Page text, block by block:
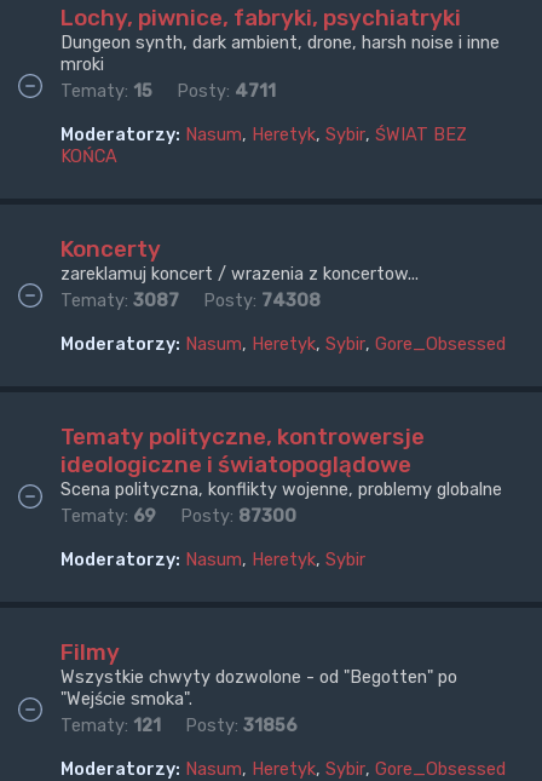
Lochy, piwnice, fabryki, psychiatryki
Dungeon synth, dark ambient, drone, harsh noise i inne
mroki
Tematy: 15 Posty: 4711
Moderatorzy: Nasum, Heretyk, Sybir, ŚWIAT BEZ
KOŃCA
Koncerty
zareklamuj koncert / wrazenia z koncertow...
Tematy: 3087 Posty: 74308
Moderatorzy: Nasum, Heretyk, Sybir, Gore_Obsessed
Tematy polityczne, kontrowersje
ideologiczne i światopoglądowe
Scena polityczna, konflikty wojenne, problemy globalne
Tematy: 69 Posty: 87300
Moderatorzy: Nasum, Heretyk, Sybir
Filmy
Wszystkie chwyty dozwolone - od "Begotten" po
"Wejście smoka".
Tematy: 121 Posty: 31856
Moderatorzy: Nasum, Heretyk, Sybir, Gore_Obsessed